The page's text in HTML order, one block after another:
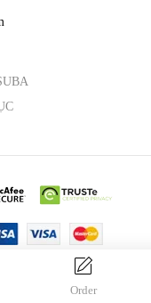
Order
Hoàng An.By